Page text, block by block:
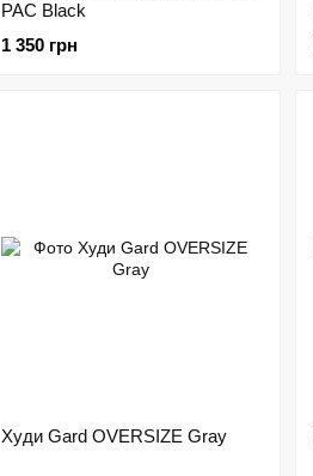
PAC Black
1 350 грн
Худи Gard OVERSIZE Gray